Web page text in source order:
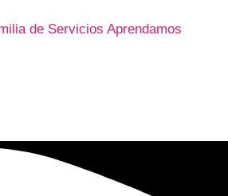
de Servicios Aprendamos